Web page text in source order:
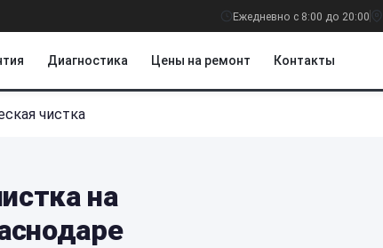
Ежедневно с 8:00 до 20:00
Диагностика Цены на ремонт Контакты
чистка
на